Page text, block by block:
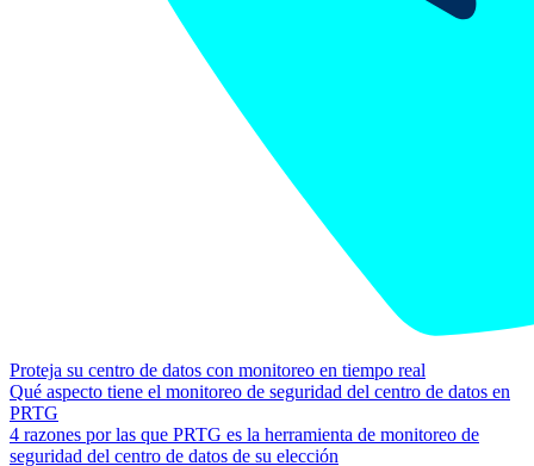
Proteja su centro de datos con monitoreo en tiempo real
Qué aspecto tiene el monitoreo de seguridad del centro de datos en
PRTG
4 razones por las que PRTG es la herramienta de monitoreo de
seguridad del centro de datos de su elección